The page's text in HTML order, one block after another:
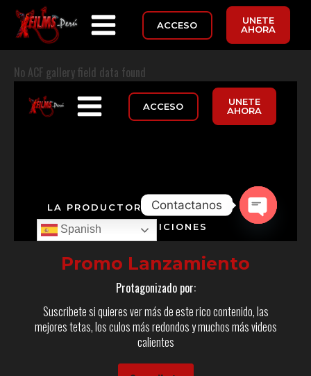
ACCESO
UNETE
AHORA
No ACF gallery field data found
Promo Lanzamiento
Protagonizado por:
Suscribete si quieres ver más de este rico contenido, las
mejores tetas, los culos más redondos y muchos más videos
calientes